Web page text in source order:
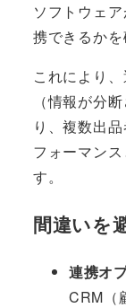
ソフトウェ
携できるかを
これにより
（情報が分
り、複数出
フォーマン
す。
間違いを
連携オ
CRM（